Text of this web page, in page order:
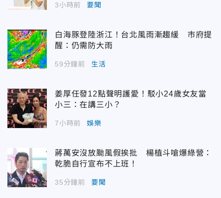
3小時前 要聞
白海豚登陸浙江！台北風雨漸趨緩 市府提
醒：仍需防大雨
59分鐘前 生活
姜厚任發12點聲明護愛！駁小24歲女友當
小三：在講三小？
7小時前 娛樂
蔣萬安沒放颱風假挨批 楊植斗嗆爆綠營：
乾脆自行宣布不上班！
35分鐘前 要聞